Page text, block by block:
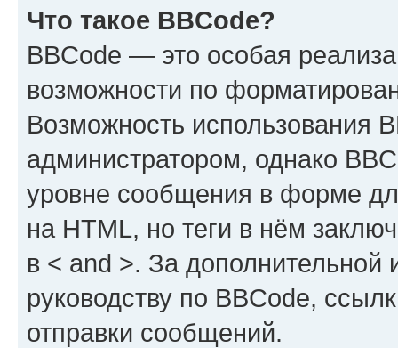
Что такое BBCode?
BBCode — это особая
возможности по
Возможность использования
администратором, однако
уровне сообщения в форме
на HTML, но теги в нём
в < and >. За
руководству по BBCode,
отправки сообщений.